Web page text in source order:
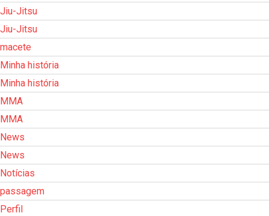
Jiu-Jitsu
Jiu-Jitsu
macete
Minha história
Minha história
MMA
MMA
News
News
Notícias
passagem
Perfil